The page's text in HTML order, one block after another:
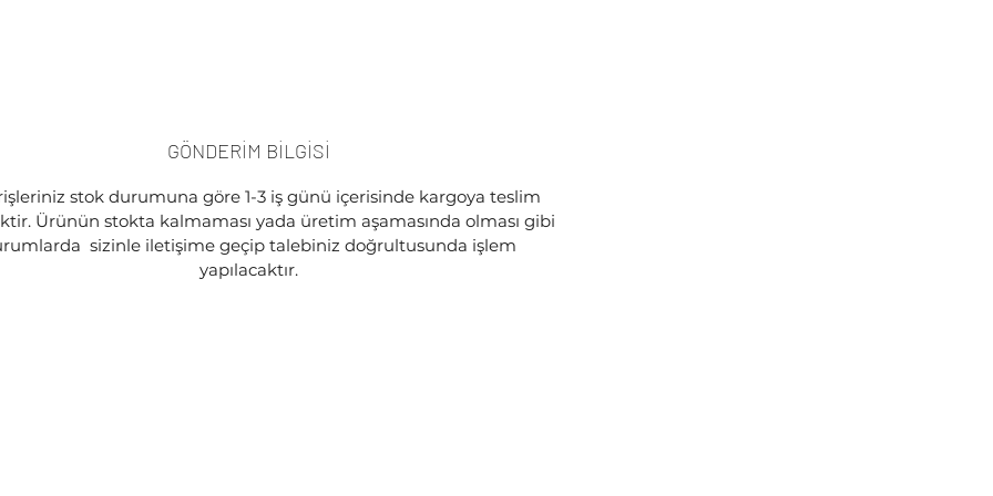
GÖNDERİM BİLGİSİ
stok durumuna göre 1-3 iş günü içerisinde kargoya teslim
Ürünün stokta kalmaması yada üretim aşamasında olması gibi
sizinle iletişime geçip talebiniz doğrultusunda işlem
yapılacaktır.